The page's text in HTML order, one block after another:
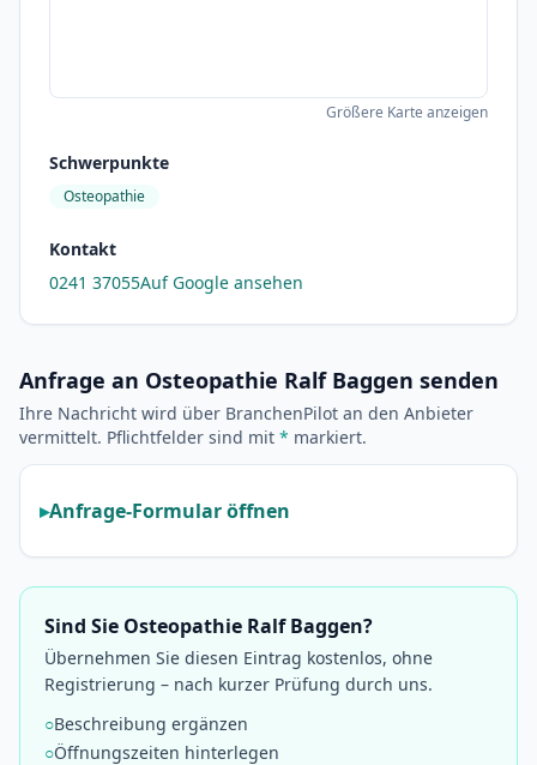
Größere Karte anzeigen
Schwerpunkte
Osteopathie
Kontakt
0241 37055Auf Google ansehen
Anfrage an Osteopathie Ralf Baggen senden
Ihre Nachricht wird über BranchenPilot an den Anbieter
vermittelt. Pflichtfelder sind mit * markiert.
Anfrage-Formular öffnen
Sind Sie Osteopathie Ralf Baggen?
Übernehmen Sie diesen Eintrag kostenlos, ohne
Registrierung – nach kurzer Prüfung durch uns.
○Beschreibung ergänzen
○Öffnungszeiten hinterlegen